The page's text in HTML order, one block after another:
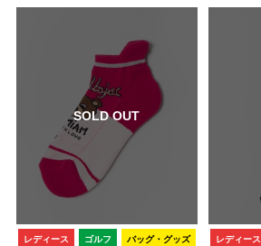
SOLD OUT
レディース ゴルフ バッグ・グッズ レディース